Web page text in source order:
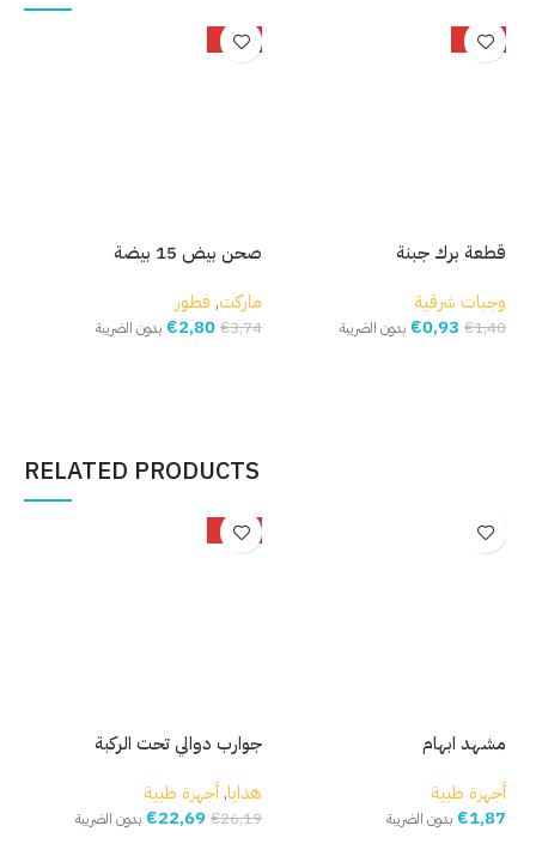
-34%
قطعة برك جبنة
وجبات شرقية
€1,40
€0,93 بدون الضريبة
-25%
صحن بيض 15 بيضة
ماركت, فطور
€3,74
€2,80 بدون الضريبة
RELATED PRODUCTS
مشهد ابهام
أجهزة طبية
€1,87 بدون الضريبة
-13%
جوارب دوالي تحت الركبة
هدايا, أجهزة طبية
€26,19
€22,69 بدون الضريبة